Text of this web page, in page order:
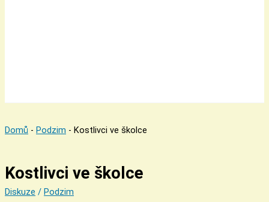
Domů - Podzim - Kostlivci ve školce
Kostlivci ve školce
Diskuze / Podzim